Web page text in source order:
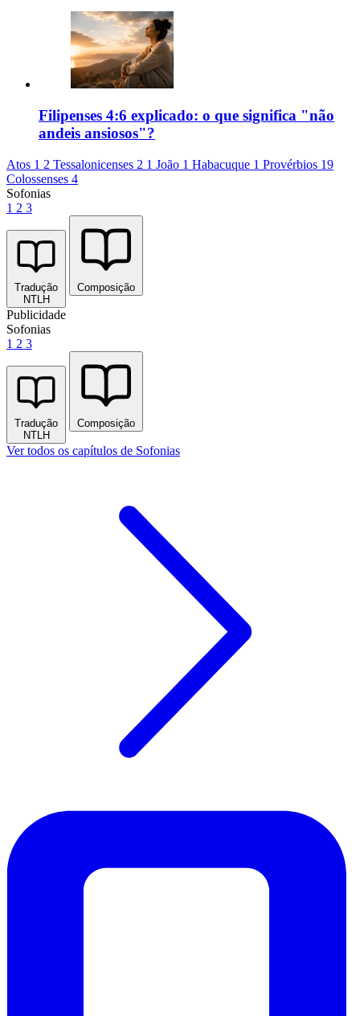
Filipenses 4:6 explicado: o que significa "não
andeis ansiosos"?
Atos 1 2 Tessalonicenses 2 1 João 1 Habacuque 1 Provérbios 19
Colossenses 4
Sofonias
1 2 3
Tradução
NTLH
Composição
Publicidade
Sofonias
1 2 3
Tradução
NTLH
Composição
Ver todos os capítulos de Sofonias